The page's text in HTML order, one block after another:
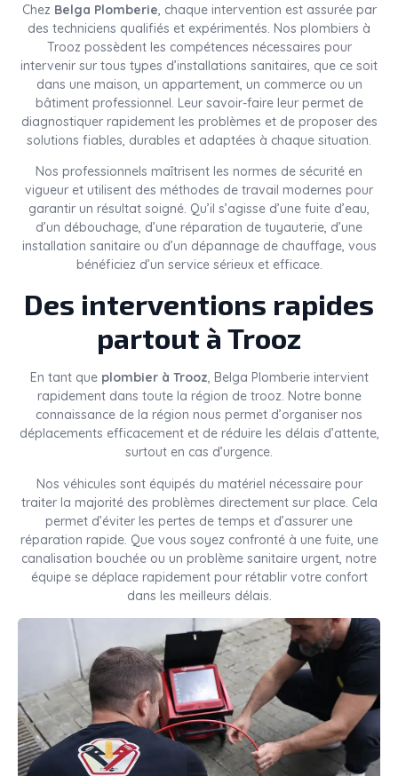
Chez Belga Plomberie , chaque intervention est assurée par
des techniciens qualifiés et expérimentés. Nos plombiers à
Trooz possèdent les compétences nécessaires pour
intervenir sur tous types d’installations sanitaires, que ce soit
dans une maison, un appartement, un commerce ou un
bâtiment professionnel. Leur savoir-faire leur permet de
diagnostiquer rapidement les problèmes et de proposer des
solutions fiables, durables et adaptées à chaque situation.
Nos professionnels maîtrisent les normes de sécurité en
vigueur et utilisent des méthodes de travail modernes pour
garantir un résultat soigné. Qu’il s’agisse d’une fuite d’eau,
d’un débouchage, d’une réparation de tuyauterie, d’une
installation sanitaire ou d’un dépannage de chauffage, vous
bénéficiez d’un service sérieux et efficace.
Des interventions rapides
partout à Trooz
En tant que plombier à Trooz, Belga Plomberie intervient
rapidement dans toute la région de trooz. Notre bonne
connaissance de la région nous permet d’organiser nos
déplacements efficacement et de réduire les délais d’attente,
surtout en cas d’urgence.
Nos véhicules sont équipés du matériel nécessaire pour
traiter la majorité des problèmes directement sur place. Cela
permet d’éviter les pertes de temps et d’assurer une
réparation rapide. Que vous soyez confronté à une fuite, une
canalisation bouchée ou un problème sanitaire urgent, notre
équipe se déplace rapidement pour rétablir votre confort
dans les meilleurs délais.